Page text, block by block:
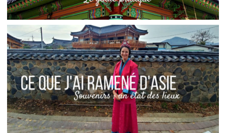
CORÉE DU SUD // FICHE PRATIQUE, ITINÉRAIRE
ET CONSEILS
Audrey Asie,Blog